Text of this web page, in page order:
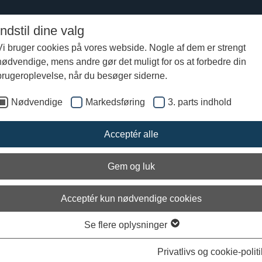
dine valg
bruger cookies på vores webside. Nogle af dem er strengt
mens andre gør det muligt for os at forbedre din
når du besøger siderne.
Nødvendige Markedsføring 3. parts indhold
Acceptér alle
Gem og luk
Acceptér kun nødvendige cookies
Se flere oplysninger
Privatlivs og cookie-
2024 Helge Ask 2024 Logbog fra Helge Ask Logbog fra Helge Ask
mod Odden Havn